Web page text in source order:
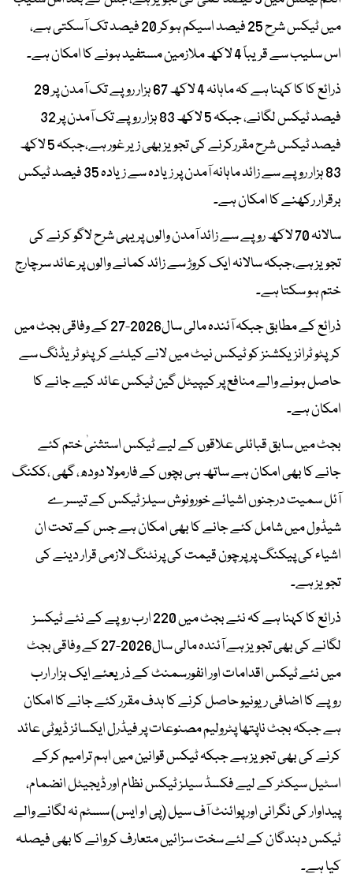
میں ٹیکس شرح 25 فیصد اسیکم ہوکر 20 فیصد تک آسکتی ہے،
اس سلیب سے قریباً 4 لاکھ ملازمین مستفید ہونے کا امکان ہے۔
ذرائع کا کا کہنا ہے کہ ماہانہ 4 لاکھ 67 ہزار روپے تک آمدن پر 29
فیصد ٹیکس لگانے، جبکہ 5 لاکھ 83 ہزار روپے تک آمدن پر 32
فیصد ٹیکس شرح مقررکرنے کی تجویز بھی زیر غور ہے،جبکہ 5 لاکھ
83 ہزار روپے سے زائد ماہانہ آمدن پر زیادہ سے زیادہ 35 فیصد ٹیکس
برقرار رکھنے کا امکان ہے۔
سالانہ 70 لاکھ روپے سے زائد آمدن والوں پر یہی شرح لاگو کرنے کی
تجویز ہے،جبکہ سالانہ ایک کروڑ سے زائد کمانے والوں پر عائد سرچارج
ختم ہو سکتا ہے۔
ذرائع کے مطابق جبکہ آئندہ مالی سال2026-27 کے وفاقی بجٹ میں
کرپٹو ٹرانزیکشنز کو ٹیکس نیٹ میں لانے کیلئے کرپٹو ٹریڈنگ سے
حاصل ہونے والے منافع پر کیپیٹل گین ٹیکس عائد کیے جانے کا
امکان ہے۔
بجٹ میں سابق قبائلی علاقوں کے لیے ٹیکس استثنیٰ ختم کئے
جانے کا بھی امکان ہے ساتھ ہی بچوں کے فارمولا دودھ، گھی ،ککنگ
آئل سمیت درجنوں اشیائے خورونوش سیلز ٹیکس کے تیسرے
شیڈول میں شامل کئے جانے کا بھی امکان ہے جس کے تحت ان
اشیاء کی پیکنگ پر پرچون قیمت کی پرنٹنگ لازمی قرار دینے کی
تجویز ہے۔
ذرائع کا کہنا ہے کہ نئے بجٹ میں 220 ارب روپے کے نئے ٹیکسز
لگانے کی بھی تجویز ہے آئندہ مالی سال2026-27 کے وفاقی بجٹ
میں نئے ٹیکس اقدامات اور انفورسمنٹ کے ذریعئے ایک ہزار ارب
روپے کا اضافی ریونیو حاصل کرنے کا ہدف مقرر کئے جانے کا امکان
ہے جبکہ بجٹ ناپتھا پٹرولیم مصنوعات پر فیڈرل ایکسائز ڈیوٹی عائد
کرنے کی بھی تجویز ہے جبکہ ٹیکس قوانین میں اہم ترامیم کرکے
اسٹیل سیکٹر کے لیے فکسڈ سیلز ٹیکس نظام اور ڈیجیٹل انضمام،
پیداوار کی نگرانی اور پوائنٹ آف سیل (پی او ایس) سسٹم نہ لگانے والے
ٹیکس دہندگان کے لئے سخت سزائیں متعارف کروانے کا بھی فیصلہ
کیا ہے۔